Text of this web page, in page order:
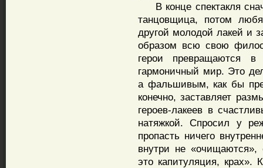
В конце спектакля
танцовщица, потом
другой молодой лакей и
образом всю свою
герои превращаются
гармоничный мир. Это
а фальшивым, как бы
конечно, заставляет
героев-лакеев в
натяжкой. Спросил у
пропасть ничего
внутри не «очищаются»,
это капитуляция, крах».